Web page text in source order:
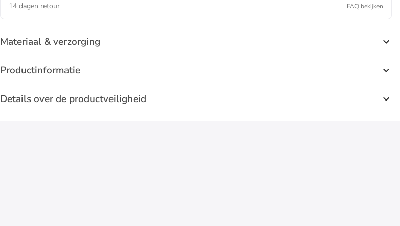
14 dagen retour
FAQ bekijken
Materiaal & verzorging
Productinformatie
Details over de productveiligheid